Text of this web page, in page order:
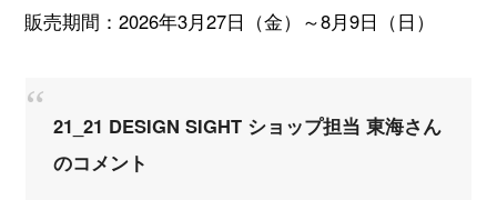
販売期間：2026年3月27日（金）～8月9日（日）
21_21 DESIGN SIGHT ショップ担当 東海さん
のコメント